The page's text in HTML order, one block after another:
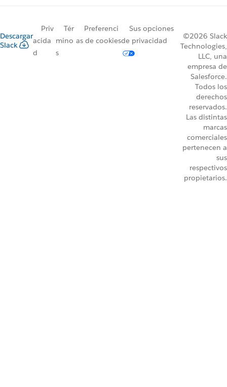
Descargar
Slack
Priv
acida
d
Tér
mino
s
Preferenci
as de cookies
Sus opciones
de privacidad
©2026 Slack
Technologies,
LLC, una
empresa de
Salesforce.
Todos los
derechos
reservados.
Las distintas
marcas
comerciales
pertenecen a
sus
respectivos
propietarios.